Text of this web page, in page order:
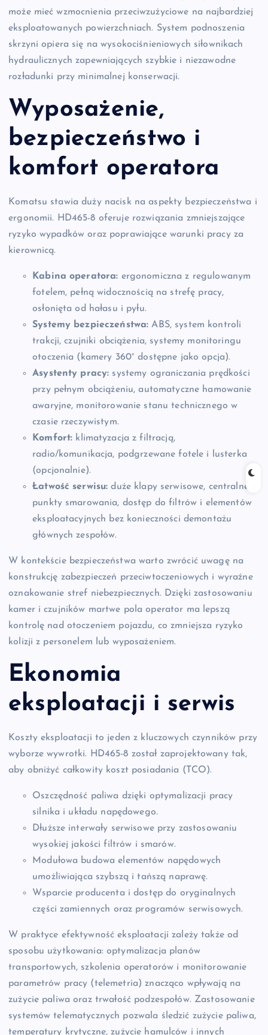
może mieć wzmocnienia przeciwzużyciowe na najbardziej
eksploatowanych powierzchniach. System podnoszenia
skrzyni opiera się na wysokociśnieniowych siłownikach
hydraulicznych zapewniających szybkie i niezawodne
rozładunki przy minimalnej konserwacji.
Wyposażenie,
bezpieczeństwo i
komfort operatora
Komatsu stawia duży nacisk na aspekty bezpieczeństwa i
ergonomii. HD465-8 oferuje rozwiązania zmniejszające
ryzyko wypadków oraz poprawiające warunki pracy za
kierownicą.
Kabina operatora: ergonomiczna z regulowanym
fotelem, pełną widocznością na strefę pracy,
osłonięta od hałasu i pyłu.
Systemy bezpieczeństwa: ABS, system kontroli
trakcji, czujniki obciążenia, systemy monitoringu
otoczenia (kamery 360° dostępne jako opcja).
Asystenty pracy: systemy ograniczania prędkości
przy pełnym obciążeniu, automatyczne hamowanie
awaryjne, monitorowanie stanu technicznego w
czasie rzeczywistym.
Komfort: klimatyzacja z filtracją,
radio/komunikacja, podgrzewane fotele i lusterka
(opcjonalnie).
Łatwość serwisu: duże klapy serwisowe, centralne
punkty smarowania, dostęp do filtrów i elementów
eksploatacyjnych bez konieczności demontażu
głównych zespołów.
W kontekście bezpieczeństwa warto zwrócić uwagę na
konstrukcję zabezpieczeń przeciwtoczeniowych i wyraźne
oznakowanie stref niebezpiecznych. Dzięki zastosowaniu
kamer i czujników martwe pola operator ma lepszą
kontrolę nad otoczeniem pojazdu, co zmniejsza ryzyko
kolizji z personelem lub wyposażeniem.
Ekonomia
eksploatacji i serwis
Koszty eksploatacji to jeden z kluczowych czynników przy
wyborze wywrotki. HD465-8 został zaprojektowany tak,
aby obniżyć całkowity koszt posiadania (TCO).
Oszczędność paliwa dzięki optymalizacji pracy
silnika i układu napędowego.
Dłuższe interwały serwisowe przy zastosowaniu
wysokiej jakości filtrów i smarów.
Modułowa budowa elementów napędowych
umożliwiająca szybszą i tańszą naprawę.
Wsparcie producenta i dostęp do oryginalnych
części zamiennych oraz programów serwisowych.
W praktyce efektywność eksploatacji zależy także od
sposobu użytkowania: optymalizacja planów
transportowych, szkolenia operatorów i monitorowanie
parametrów pracy (telemetria) znacząco wpływają na
zużycie paliwa oraz trwałość podzespołów. Zastosowanie
systemów telematycznych pozwala śledzić zużycie paliwa,
temperatury krytyczne, zużycie hamulców i innych